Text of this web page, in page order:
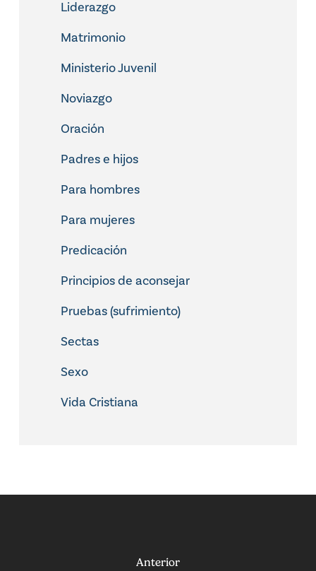
Liderazgo
Matrimonio
Ministerio Juvenil
Noviazgo
Oración
Padres e hijos
Para hombres
Para mujeres
Predicación
Principios de aconsejar
Pruebas (sufrimiento)
Sectas
Sexo
Vida Cristiana
Anterior